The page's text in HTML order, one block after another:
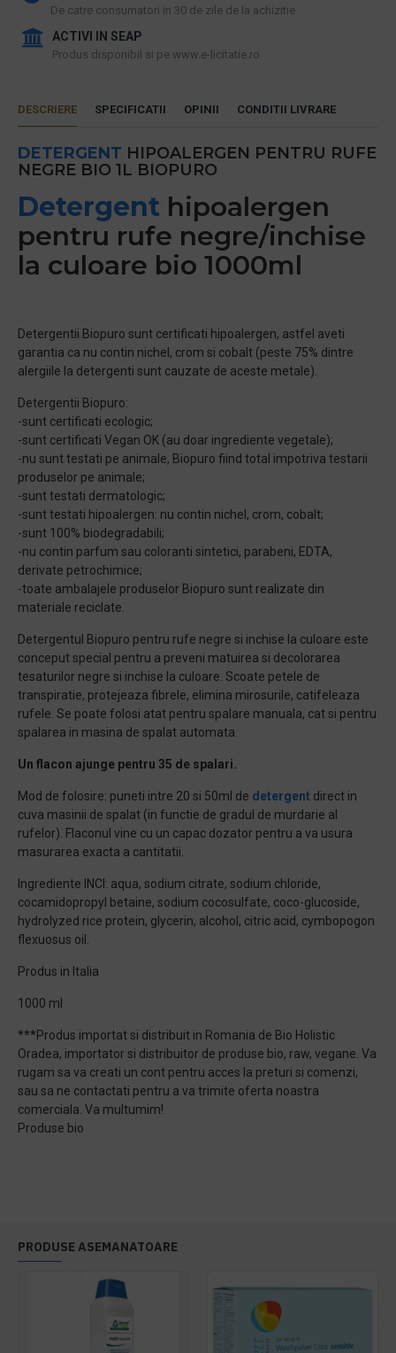
De catre consumatori in 30 de zile de la achizitie
ACTIVI IN SEAP
Produs disponibil si pe www.e-licitatie.ro
DESCRIERE SPECIFICATII OPINII CONDITII LIVRARE
DETERGENT HIPOALERGEN PENTRU RUFE
NEGRE BIO 1L BIOPURO
Detergent hipoalergen
pentru rufe negre/inchise
la culoare bio 1000ml
Detergentii Biopuro sunt certificati hipoalergen, astfel aveti
garantia ca nu contin nichel, crom si cobalt (peste 75% dintre
alergiile la detergenti sunt cauzate de aceste metale).
Detergentii Biopuro:
-sunt certificati ecologic;
-sunt certificati Vegan OK (au doar ingrediente vegetale);
-nu sunt testati pe animale, Biopuro fiind total impotriva testarii
produselor pe animale;
-sunt testati dermatologic;
-sunt testati hipoalergen: nu contin nichel, crom, cobalt;
-sunt 100% biodegradabili;
-nu contin parfum sau coloranti sintetici, parabeni, EDTA,
derivate petrochimice;
-toate ambalajele produselor Biopuro sunt realizate din
materiale reciclate.
Detergentul Biopuro pentru rufe negre si inchise la culoare este
conceput special pentru a preveni matuirea si decolorarea
tesaturilor negre si inchise la culoare. Scoate petele de
transpiratie, protejeaza fibrele, elimina mirosurile, catifeleaza
rufele. Se poate folosi atat pentru spalare manuala, cat si pentru
spalarea in masina de spalat automata.
Un flacon ajunge pentru 35 de spalari.
Mod de folosire: puneti intre 20 si 50ml de detergent direct in
cuva masinii de spalat (in functie de gradul de murdarie al
rufelor). Flaconul vine cu un capac dozator pentru a va usura
masurarea exacta a cantitatii.
Ingrediente INCI: aqua, sodium citrate, sodium chloride,
cocamidopropyl betaine, sodium cocosulfate, coco-glucoside,
hydrolyzed rice protein, glycerin, alcohol, citric acid, cymbopogon
flexuosus oil.
Produs in Italia
1000 ml
***Produs importat si distribuit in Romania de Bio Holistic
Oradea, importator si distribuitor de produse bio, raw, vegane. Va
rugam sa va creati un cont pentru acces la preturi si comenzi,
sau sa ne contactati pentru a va trimite oferta noastra
comerciala. Va multumim!
Produse bio
PRODUSE ASEMANATOARE